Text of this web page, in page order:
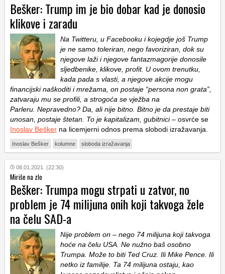
Bešker: Trump im je bio dobar kad je donosio
klikove i zaradu
Na Twitteru, u Facebooku i kojegdje još Trump
je ne samo toleriran, nego favoriziran, dok su
njegove laži i njegove fantazmagorije donosile
sljedbenike, klikove, profit. U ovom trenutku,
kada pada s vlasti, a njegove akcije mogu
financijski naškoditi i mrežama, on postaje “persona non grata”,
zatvaraju mu se profili, a strogoća se vježba na
Parleru. Nepravedno? Da, ali nije bitno. Bitno je da prestaje biti
unosan, postaje štetan. To je kapitalizam, gubitnici– osvrće se
Inoslav Bešker na licemjerni odnos prema slobodi izražavanja.
Inoslav Bešker kolumne sloboda izražavanja
08.01.2021. (22:30)
Miriše na zlo
Bešker: Trumpa mogu strpati u zatvor, no
problem je 74 milijuna onih koji takvoga žele
na čelu SAD-a
Nije problem on – nego 74 milijuna koji takvoga
hoće na čelu USA. Ne nužno baš osobno
Trumpa. Može to biti Ted Cruz. Ili Mike Pence. Ili
netko iz familije. Ta 74 milijuna ostaju, kao